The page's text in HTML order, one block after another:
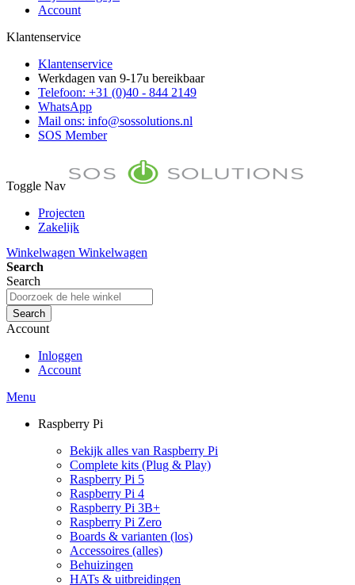
Account
Klantenservice
Klantenservice
Werkdagen van 9-17u bereikbaar
Telefoon: +31 (0)40 - 844 2149
WhatsApp
Mail ons: info@sossolutions.nl
SOS Member
Toggle Nav
Projecten
Zakelijk
Toon prijzen Incl. BTW
Toon prijzen Excl. BTW
Winkelwagen Winkelwagen
Search
Search
Search
Account
Inloggen
Account
Menu
Raspberry Pi
Bekijk alles van Raspberry Pi
Complete kits (Plug & Play)
Raspberry Pi 5
Raspberry Pi 4
Raspberry Pi 3B+
Raspberry Pi Zero
Boards & varianten (los)
Accessoires (alles)
Behuizingen
HATs & uitbreidingen